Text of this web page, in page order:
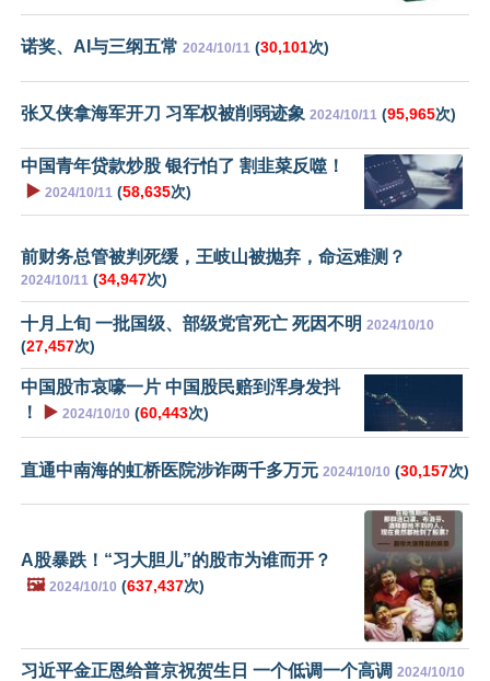
诺奖、AI与三纲五常 2024/10/11 (30,101次)
张又侠拿海军开刀 习军权被削弱迹象 2024/10/11 (95,965次)
中国青年贷款炒股 银行怕了 割韭菜反噬！
▶️ 2024/10/11 (58,635次)
前财务总管被判死缓，王岐山被抛弃，命运难测？
2024/10/11 (34,947次)
十月上旬 一批国级、部级党官死亡 死因不明 2024/10/10
(27,457次)
中国股市哀嚎一片 中国股民赔到浑身发抖
！
▶️ 2024/10/10 (60,443次)
直通中南海的虹桥医院涉诈两千多万元 2024/10/10 (30,157次)
A股暴跌！“习大胆儿”的股市为谁而开？
🖼️ 2024/10/10 (637,437次)
习近平金正恩给普京祝贺生日 一个低调一个高调 2024/10/10